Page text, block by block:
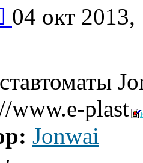
последнему
04 окт 2013,
www.e-plast
Jonwai